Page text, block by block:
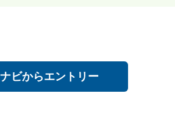
ビからエントリー